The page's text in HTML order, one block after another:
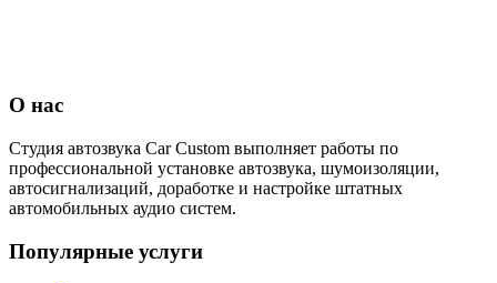
О нас
Студия автозвука Car Custom выполняет работы по
профессиональной установке автозвука, шумоизоляции,
автосигнализаций, доработке и настройке штатных
автомобильных аудио систем.
Популярные услуги